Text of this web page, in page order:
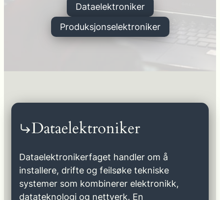
Dataelektroniker
Produksjonselektroniker
Dataelektroniker
Dataelektronikerfaget handler om å
installere, drifte og feilsøke tekniske
systemer som kombinerer elektronikk,
datateknologi og nettverk. En